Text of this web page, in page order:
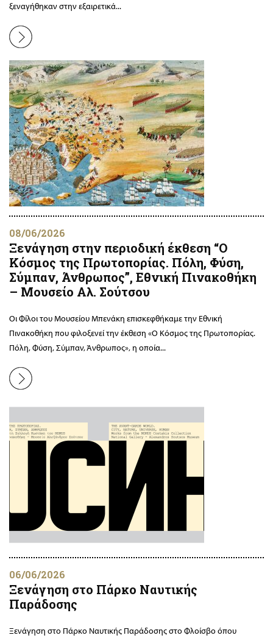
ξεναγήθηκαν στην εξαιρετικά...
08/06/2026
Ξενάγηση στην περιοδική έκθεση “Ο
Κόσμος της Πρωτοπορίας. Πόλη, Φύση,
Σύμπαν, Άνθρωπος”, Εθνική Πινακοθήκη
– Μουσείο Αλ. Σούτσου
Οι Φίλοι του Μουσείου Μπενάκη επισκεφθήκαμε την Εθνική
Πινακοθήκη που φιλοξενεί την έκθεση «Ο Κόσμος της Πρωτοπορίας.
Πόλη, Φύση, Σύμπαν, Άνθρωπος», η οποία...
06/06/2026
Ξενάγηση στο Πάρκο Ναυτικής
Παράδοσης
Ξενάγηση στο Πάρκο Ναυτικής Παράδοσης στο Φλοίσβο όπου